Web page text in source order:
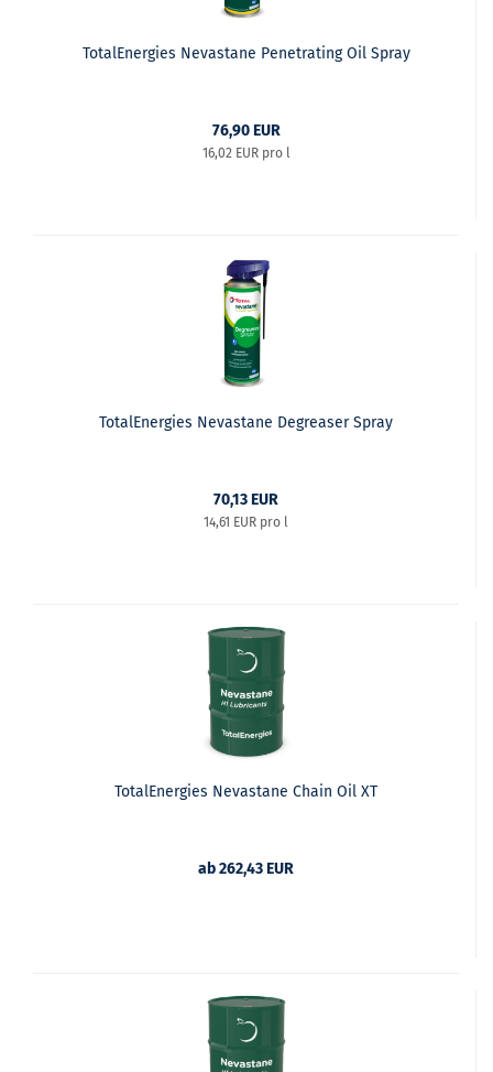
TotalEnergies Nevastane Penetrating Oil Spray
76,90 EUR
16,02 EUR pro l
TotalEnergies Nevastane Degreaser Spray
70,13 EUR
14,61 EUR pro l
TotalEnergies Nevastane Chain Oil XT
ab 262,43 EUR